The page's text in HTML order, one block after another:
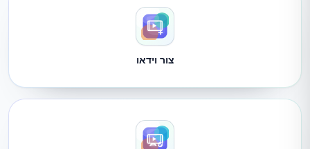
צור וידאו